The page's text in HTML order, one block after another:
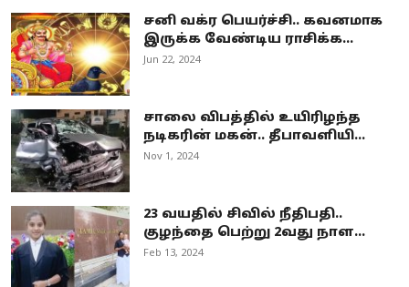
சனி வக்ர பெயர்ச்சி.. கவனமாக
இருக்க வேண்டிய ராசிக்க...
Jun 22, 2024
சாலை விபத்தில் உயிரிழந்த
நடிகரின் மகன்.. தீபாவளியி...
Nov 1, 2024
23 வயதில் சிவில் நீதிபதி..
குழந்தை பெற்று 2வது நாள...
Feb 13, 2024